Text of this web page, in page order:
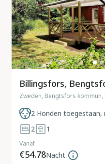
Billingsfors,
Zweden, Bengtsfors
2 Honden toegestaan,
2
1
Vanaf
€54.78Nacht